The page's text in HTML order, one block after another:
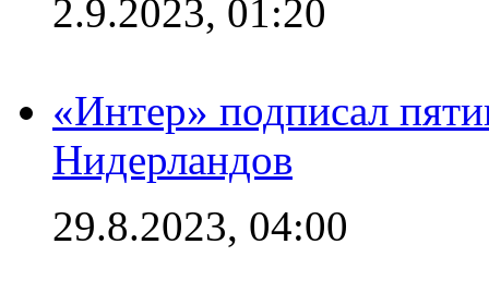
2.9.2023, 01:20
«Интер» подписал
Нидерландов
29.8.2023, 04:00